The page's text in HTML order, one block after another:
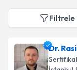
Filtrele
Dr.